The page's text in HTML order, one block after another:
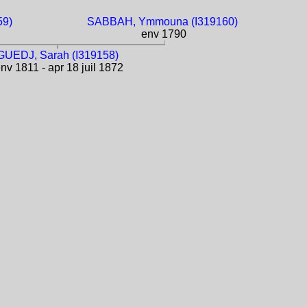
SABBAH, Ymmouna (I319160)
env 1790
Sarah (I319158)
1811 - apr 18 juil 1872